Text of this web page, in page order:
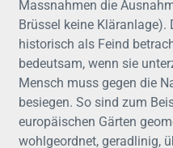
Massnahmen die
Brüssel keine Kläranlage).
historisch als Feind
bedeutsam, wenn sie
Mensch muss gegen die
besiegen. So sind zum
europäischen Gärten
wohlgeordnet, geradlinig,